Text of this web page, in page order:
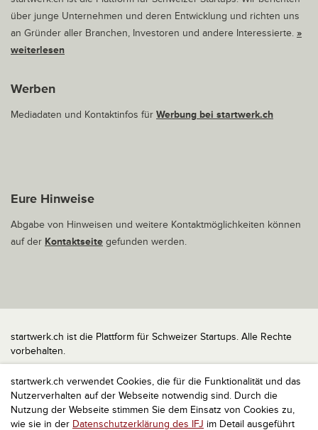
startwerk.ch verwendet Cookies, die für die Funktionalität und das
Nutzerverhalten auf der Webseite notwendig sind. Durch die
Nutzung der Webseite stimmen Sie dem Einsatz von Cookies zu,
wie sie in der Datenschutzerklärung des IFJ im Detail ausgeführt
über junge Unternehmen und deren Entwicklung und richten uns
an Gründer aller Branchen, Investoren und andere Interessierte. »
weiterlesen
Werben
Mediadaten und Kontaktinfos für Werbung bei startwerk.ch
Eure Hinweise
Abgabe von Hinweisen und weitere Kontaktmöglichkeiten können
auf der Kontaktseite gefunden werden.
startwerk.ch ist die Plattform für Schweizer Startups. Alle Rechte
vorbehalten.
Impressum
Kontakt
nach oben